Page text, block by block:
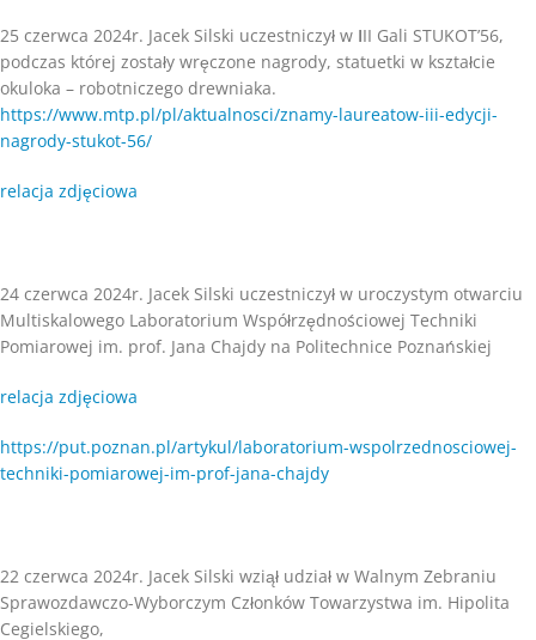
25 czerwca 2024r. Jacek Silski uczestniczył w III Gali STUKOT’56,
podczas której zostały wręczone nagrody, statuetki w kształcie
okuloka – robotniczego drewniaka.
https://www.mtp.pl/pl/aktualnosci/znamy-laureatow-iii-edycji-
nagrody-stukot-56/
relacja zdjęciowa
24 czerwca 2024r. Jacek Silski uczestniczył w uroczystym otwarciu
Multiskalowego Laboratorium Współrzędnościowej Techniki
Pomiarowej im. prof. Jana Chajdy na Politechnice Poznańskiej
relacja zdjęciowa
https://put.poznan.pl/artykul/laboratorium-wspolrzednosciowej-
techniki-pomiarowej-im-prof-jana-chajdy
22 czerwca 2024r. Jacek Silski wziął udział w Walnym Zebraniu
Sprawozdawczo-Wyborczym Członków Towarzystwa im. Hipolita
Cegielskiego,